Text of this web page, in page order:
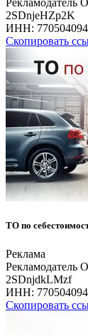
2SDnjeHZp2K
ИНН:
Скопировать
ТО по
Реклама
2SDnjdkLMzf
ИНН:
Скопировать